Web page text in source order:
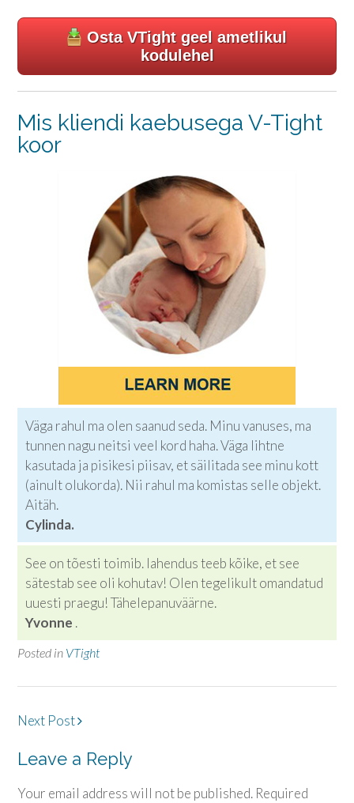
Osta VTight geel ametlikul
kodulehel
Mis kliendi kaebusega V-Tight
koor
Väga rahul ma olen saanud seda. Minu vanuses, ma
tunnen nagu neitsi veel kord haha. Väga lihtne
kasutada ja pisikesi piisav, et säilitada see minu kott
(ainult olukorda). Nii rahul ma komistas selle objekt.
Aitäh.
Cylinda.
See on tõesti toimib. lahendus teeb kõike, et see
sätestab see oli kohutav! Olen tegelikult omandatud
uuesti praegu! Tähelepanuväärne.
Yvonne .
Posted in VTight
Post
Next Post
Leave a Reply
Your email address will not be published. Required